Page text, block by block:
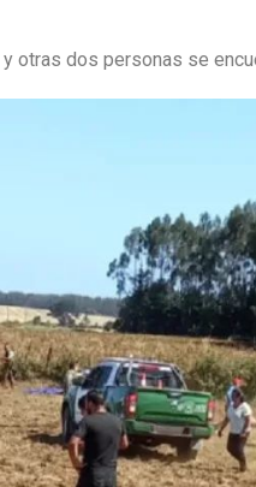
otras dos personas se